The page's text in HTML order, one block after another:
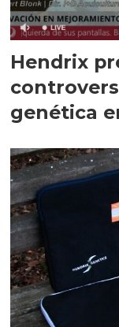
Hendrix
genética